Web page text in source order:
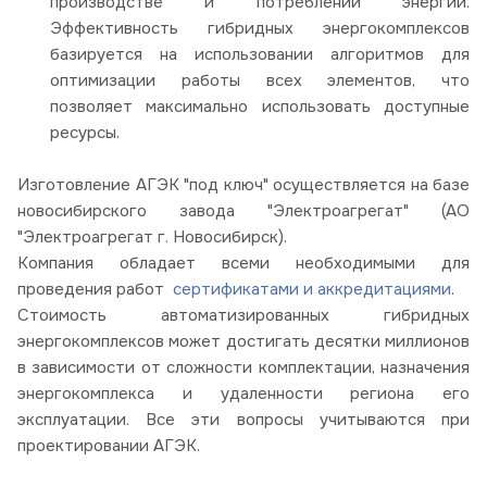
Эффективность гибридных энергокомплексов
базируется на использовании алгоритмов для
оптимизации работы всех элементов, что
позволяет максимально использовать доступные
ресурсы.
Изготовление АГЭК "под ключ" осуществляется на базе
новосибирского завода "Электроагрегат" (АО
"Электроагрегат г. Новосибирск).
Компания обладает всеми необходимыми для
проведения работ сертификатами и аккредитациями.
Стоимость автоматизированных гибридных
энергокомплексов может достигать десятки миллионов
в зависимости от сложности комплектации, назначения
энергокомплекса и удаленности региона его
эксплуатации. Все эти вопросы учитываются при
проектировании АГЭК.